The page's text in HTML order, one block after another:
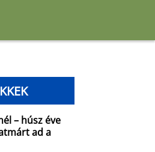
– húsz éve
ad a